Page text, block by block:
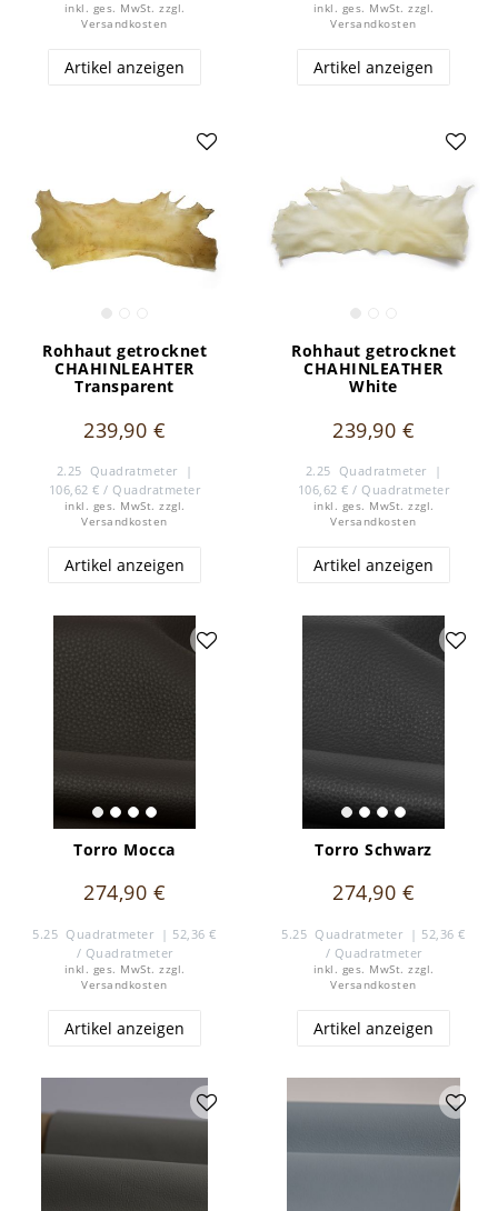
inkl. ges. MwSt. zzgl.
Versandkosten
Artikel anzeigen
inkl. ges. MwSt. zzgl.
Versandkosten
Artikel anzeigen
Rohhaut getrocknet
CHAHINLEAHTER
Transparent
239,90 €
2.25 Quadratmeter
|
106,62 € / Quadratmeter
inkl. ges. MwSt. zzgl.
Versandkosten
Artikel anzeigen
Rohhaut getrocknet
CHAHINLEATHER
White
239,90 €
2.25 Quadratmeter
|
106,62 € / Quadratmeter
inkl. ges. MwSt. zzgl.
Versandkosten
Artikel anzeigen
Torro Mocca
274,90 €
5.25 Quadratmeter | 52,36 €
/ Quadratmeter
inkl. ges. MwSt. zzgl.
Versandkosten
Artikel anzeigen
Torro Schwarz
274,90 €
5.25 Quadratmeter | 52,36 €
/ Quadratmeter
inkl. ges. MwSt. zzgl.
Versandkosten
Artikel anzeigen